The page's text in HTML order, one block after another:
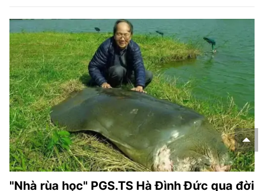
"Nhà rùa học" PGS.TS Hà Đình Đức qua đời